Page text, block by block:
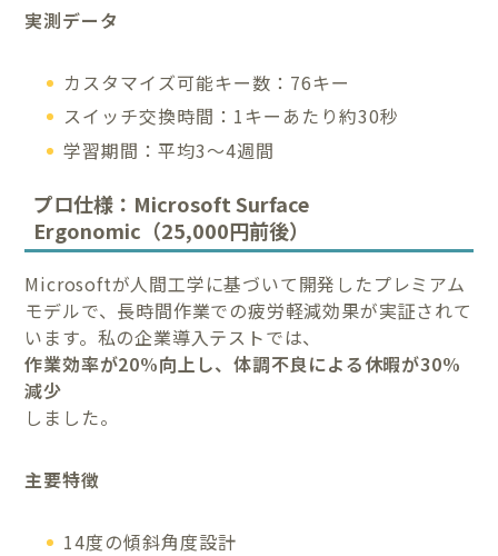
実測データ
カスタマイズ可能キー数：76キー
スイッチ交換時間：1キーあたり約30秒
学習期間：平均3〜4週間
プロ仕様：Microsoft Surface
Ergonomic（25,000円前後）
Microsoftが人間工学に基づいて開発したプレミアム
モデルで、長時間作業での疲労軽減効果が実証されて
います。私の企業導入テストでは、
作業効率が20%向上し、体調不良による休暇が30%
減少
しました。
主要特徴
14度の傾斜角度設計